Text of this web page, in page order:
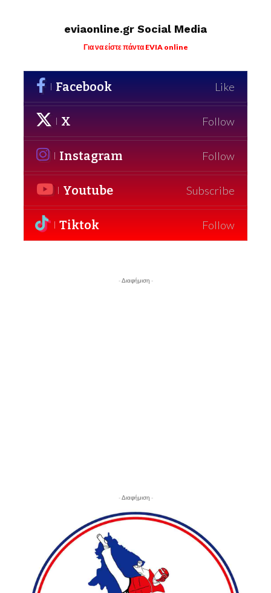
eviaonline.gr Social Media
Για να είστε πάντα EVIA online
Facebook Like
X Follow
Instagram Follow
Youtube Subscribe
Tiktok Follow
- Διαφήμιση -
- Διαφήμιση -